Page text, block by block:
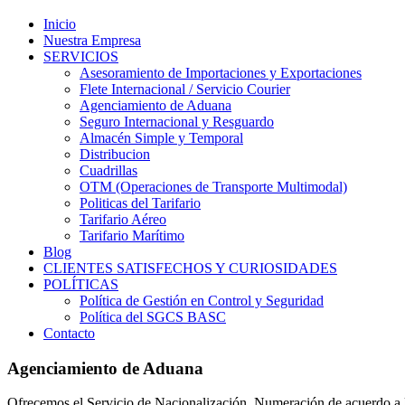
Inicio
Nuestra Empresa
SERVICIOS
Asesoramiento de Importaciones y Exportaciones
Flete Internacional / Servicio Courier
Agenciamiento de Aduana
Seguro Internacional y Resguardo
Almacén Simple y Temporal
Distribucion
Cuadrillas
OTM (Operaciones de Transporte Multimodal)
Politicas del Tarifario
Tarifario Aéreo
Tarifario Marítimo
Blog
CLIENTES SATISFECHOS Y CURIOSIDADES
POLÍTICAS
Política de Gestión en Control y Seguridad
Política del SGCS BASC
Contacto
Agenciamiento de Aduana